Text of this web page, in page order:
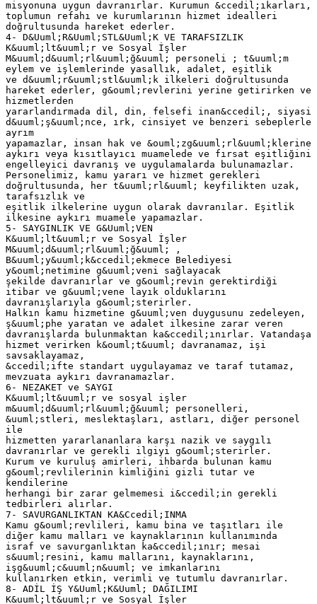
misyonuna uygun davranırlar. Kurumun &ccedil;ıkarları,
toplumun refahı ve kurumlarının hizmet idealleri
doğrultusunda hareket ederler.
4- D&Uuml;R&Uuml;STL&Uuml;K VE TARAFSIZLIK
K&uuml;lt&uuml;r ve Sosyal İşler
M&uuml;d&uuml;rl&uuml;ğ&uuml; personeli ; t&uuml;m
eylem ve işlemlerinde yasallık, adalet, eşitlik
ve d&uuml;r&uuml;stl&uuml;k ilkeleri doğrultusunda
hareket ederler, g&ouml;revlerini yerine getirirken ve
hizmetlerden
yararlandırmada dil, din, felsefi inan&ccedil;, siyasi
d&uuml;ş&uuml;nce, ırk, cinsiyet ve benzeri sebeplerle
ayrım
yapamazlar, insan hak ve &ouml;zg&uuml;rl&uuml;klerine
aykırı veya kısıtlayıcı muamelede ve fırsat eşitliğini
engelleyici davranış ve uygulamalarda bulunamazlar.
Personelimiz, kamu yararı ve hizmet gerekleri
doğrultusunda, her t&uuml;rl&uuml; keyfilikten uzak,
tarafsızlık ve
eşitlik ilkelerine uygun olarak davranılar. Eşitlik
ilkesine aykırı muamele yapamazlar.
5- SAYGINLIK VE G&Uuml;VEN
K&uuml;lt&uuml;r ve Sosyal İşler
M&uuml;d&uuml;rl&uuml;ğ&uuml; ,
B&uuml;y&uuml;k&ccedil;ekmece Belediyesi
y&ouml;netimine g&uuml;veni sağlayacak
şekilde davranırlar ve g&ouml;revin gerektirdiği
itibar ve g&uuml;vene layık olduklarını
davranışlarıyla g&ouml;sterirler.
Halkın kamu hizmetine g&uuml;ven duygusunu zedeleyen,
ş&uuml;phe yaratan ve adalet ilkesine zarar veren
davranışlarda bulunmaktan ka&ccedil;ınırlar. Vatandaşa
hizmet verirken k&ouml;t&uuml; davranamaz, işi
savsaklayamaz,
&ccedil;ifte standart uygulayamaz ve taraf tutamaz,
mevzuata aykırı davranamazlar.
6- NEZAKET ve SAYGI
K&uuml;lt&uuml;r ve sosyal işler
m&uuml;d&uuml;rl&uuml;ğ&uuml; personelleri,
&uuml;stleri, meslektaşları, astları, diğer personel
ile
hizmetten yararlananlara karşı nazik ve saygılı
davranırlar ve gerekli ilgiyi g&ouml;sterirler.
Kurum ve kuruluş amirleri, ihbarda bulunan kamu
g&ouml;revlilerinin kimliğini gizli tutar ve
kendilerine
herhangi bir zarar gelmemesi i&ccedil;in gerekli
tedbirleri alırlar.
7- SAVURGANLIKTAN KA&Ccedil;INMA
Kamu g&ouml;revlileri, kamu bina ve taşıtları ile
diğer kamu malları ve kaynaklarının kullanımında
israf ve savurganlıktan ka&ccedil;ınır; mesai
s&uuml;resini, kamu mallarını, kaynaklarını,
işg&uuml;c&uuml;n&uuml; ve imkanlarını
kullanırken etkin, verimli ve tutumlu davranırlar.
8- ADİL İŞ Y&Uuml;K&Uuml; DAĞILIMI
K&uuml;lt&uuml;r ve Sosyal İşler